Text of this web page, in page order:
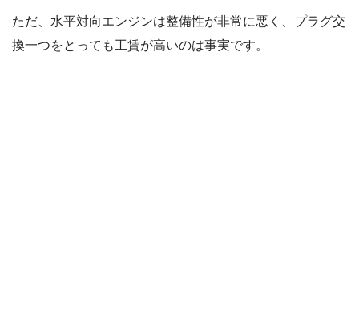
ただ、水平対向エンジンは整備性が非常に悪く、プラグ交
換一つをとっても工賃が高いのは事実です。